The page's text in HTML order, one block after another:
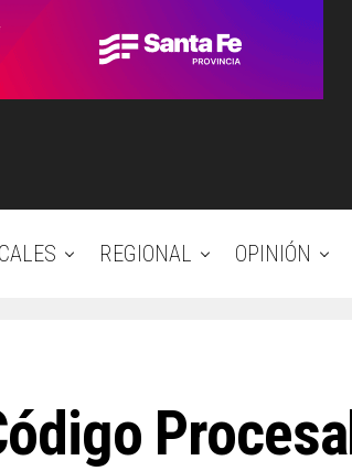
REGIONAL OPINIÓN